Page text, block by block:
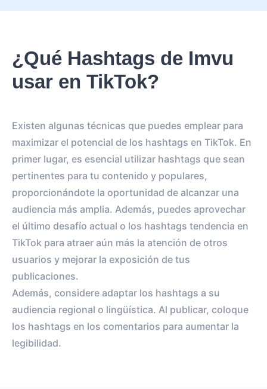
¿Qué Hashtags de Imvu
usar en TikTok?
Existen algunas técnicas que puedes emplear para
maximizar el potencial de los hashtags en TikTok. En
primer lugar, es esencial utilizar hashtags que sean
pertinentes para tu contenido y populares,
proporcionándote la oportunidad de alcanzar una
audiencia más amplia. Además, puedes aprovechar
el último desafío actual o los hashtags tendencia en
TikTok para atraer aún más la atención de otros
usuarios y mejorar la exposición de tus
publicaciones.
Además, considere adaptar los hashtags a su
audiencia regional o lingüística. Al publicar, coloque
los hashtags en los comentarios para aumentar la
legibilidad.